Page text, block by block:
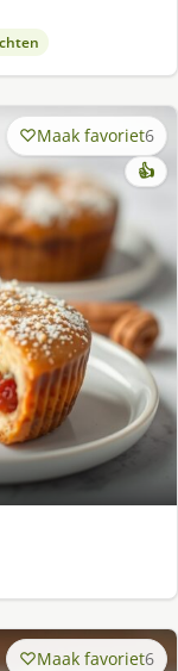
Maak favoriet6
👍
Maak favoriet6